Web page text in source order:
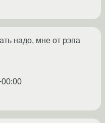
надо, мне от рэпа